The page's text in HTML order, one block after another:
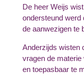
De heer Weijs
ondersteund werd
de aanwezigen te
Anderzijds wisten
vragen de
en toepasbaar te